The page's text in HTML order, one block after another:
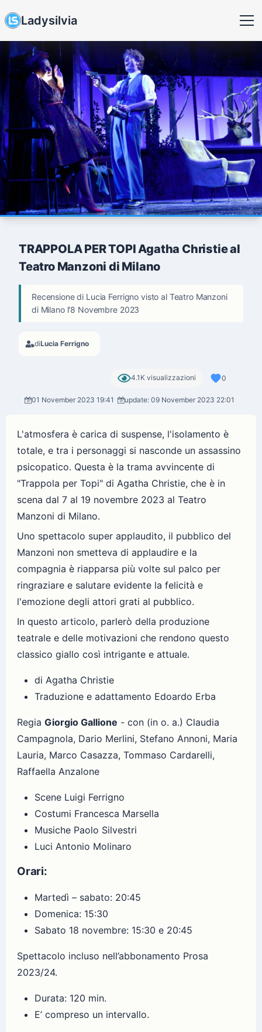
Ladysilvia
TRAPPOLA PER TOPI Agatha Christie al
Teatro Manzoni di Milano
Recensione di Lucia Ferrigno visto al Teatro Manzoni
di Milano l'8 Novembre 2023
diLucia Ferrigno
4.1K visualizzazioni 0
01 November 2023 19:41 update: 09 November 2023 22:01
L'atmosfera è carica di suspense, l'isolamento è
totale, e tra i personaggi si nasconde un assassino
psicopatico. Questa è la trama avvincente di
"Trappola per Topi" di Agatha Christie, che è in
scena dal 7 al 19 novembre 2023 al Teatro
Manzoni di Milano.
Uno spettacolo super applaudito, il pubblico del
Manzoni non smetteva di applaudire e la
compagnia è riapparsa più volte sul palco per
ringraziare e salutare evidente la felicità e
l'emozione degli attori grati al pubblico.
In questo articolo, parlerò della produzione
teatrale e delle motivazioni che rendono questo
classico giallo così intrigante e attuale.
di Agatha Christie
Traduzione e adattamento Edoardo Erba
Regia Giorgio Gallione - con (in o. a.) Claudia
Campagnola, Dario Merlini, Stefano Annoni, Maria
Lauria, Marco Casazza, Tommaso Cardarelli,
Raffaella Anzalone
Scene Luigi Ferrigno
Costumi Francesca Marsella
Musiche Paolo Silvestri
Luci Antonio Molinaro
Orari:
Martedì – sabato: 20:45
Domenica: 15:30
Sabato 18 novembre: 15:30 e 20:45
Spettacolo incluso nell’abbonamento Prosa
2023/24.
Durata: 120 min.
E’ compreso un intervallo.